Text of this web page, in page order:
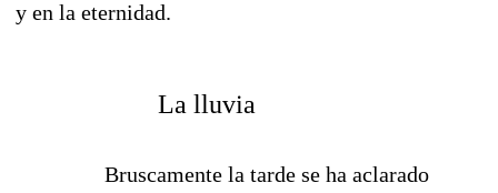
y en la eternidad.
La lluvia
Bruscamente la tarde se ha aclarado